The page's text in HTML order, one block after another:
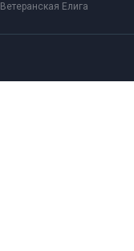
Ветеранская Елига